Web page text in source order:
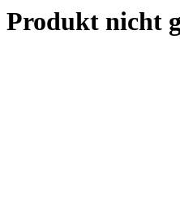
Produkt nicht